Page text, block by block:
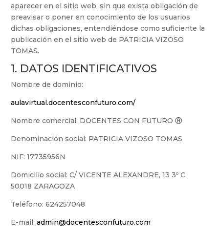
aparecer en el sitio web, sin que exista obligación de
preavisar o poner en conocimiento de los usuarios
dichas obligaciones, entendiéndose como suficiente la
publicación en el sitio web de PATRICIA VIZOSO
TOMAS.
1. DATOS IDENTIFICATIVOS
Nombre de dominio:
aulavirtual.docentesconfuturo.com/
Nombre comercial: DOCENTES CON FUTUROⓇ
Denominación social: PATRICIA VIZOSO TOMAS
NIF: 17735956N
Domicilio social: C/ VICENTE ALEXANDRE, 13 3º C
50018 ZARAGOZA
Teléfono: 624257048
E-mail:admin@docentesconfuturo.com